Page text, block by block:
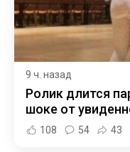
9 ч. назад
Ролик длится
шоке от
108 54 43